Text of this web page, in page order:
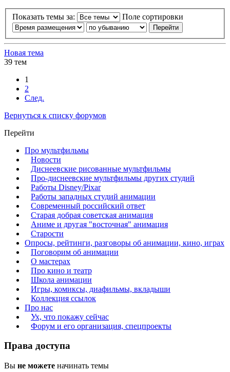
Показать темы за: Поле сортировки
Новая тема
39 тем
1
2
След.
Вернуться к списку форумов
Перейти
Про мультфильмы
Новости
Диснеевские рисованные мультфильмы
Про-диснеевские мультфильмы других студий
Работы Disney/Pixar
Работы западных студий анимации
Современный российский ответ
Старая добрая советская анимация
Аниме и другая "восточная" анимация
Старости
Опросы, рейтинги, разговоры об анимации, кино, играх
Поговорим об анимации
О мастерах
Про кино и театр
Школа анимации
Игры, комиксы, диафильмы, вкладыши
Коллекция ссылок
Про нас
Ух, что покажу сейчас
Форум и его организация, спецпроекты
Права доступа
Вы не можете начинать темы